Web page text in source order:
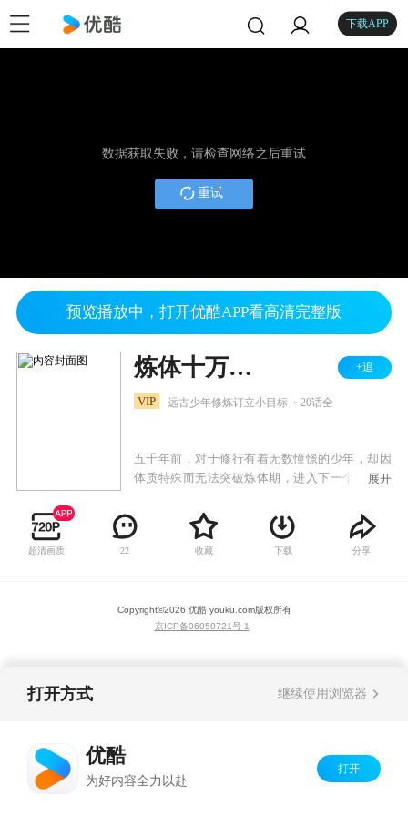
下载APP
数据获取失败，请检查网络之后重试
重试
预览播放中，打开优酷APP看高清完整版
炼体十万层：都市篇 第2季 +追
VIP 远古少年修炼订立小目标 20话全
五千年前，对于修行有着无数憧憬的少年，却因
体质特殊而无法突破炼体期，进入下一个修炼境
站在繁华都市中，炼体期九万九千四百四十二层
的轩辕铭。给自己定了一个小目标：先修炼到炼
体期十万层！
展开
超清画质 22 收藏 下载 分享
Copyright©2026 优酷 youku.com版权所有
京ICP备06050721号-1
打开方式 继续使用浏览器
优酷
为好内容全力以赴
打开